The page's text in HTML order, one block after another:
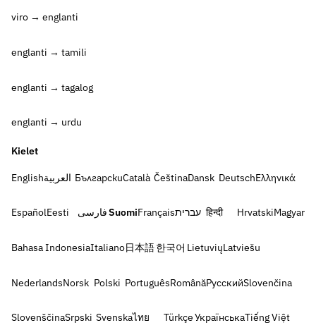
viro → englanti
englanti → tamili
englanti → tagalog
englanti → urdu
Kielet
Englishالعربية БългарскиCatalà ČeštinaDansk DeutschΕλληνικά
EspañolEesti فارسیSuomiFrançaisעברית हिन्दी HrvatskiMagyar
Bahasa IndonesiaItaliano日本語한국어 LietuviųLatviešu
NederlandsNorsk Polski PortuguêsRomânăРусскийSlovenčina
SlovenščinaSrpski Svenskaไทย TürkçeУкраїнськаTiếng Việt